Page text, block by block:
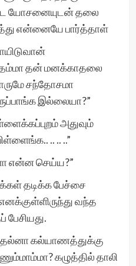
யோசனையுடன் தலை
என்னையே பார்த்தாள்
தன் மனக்காதலை
சந்தோசமா
இல்லையா?”
அதுவும்
.. .. ..”
என்ன செய்ய?”
தடிக்க பேச்சை
வந்த
பேசியது.
கல்யாணத்துக்கு
கழுத்தில் தாலி